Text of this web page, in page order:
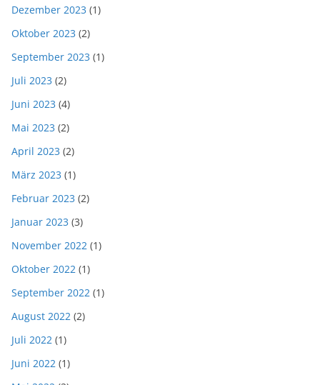
Dezember 2023 (1)
Oktober 2023 (2)
September 2023 (1)
Juli 2023 (2)
Juni 2023 (4)
Mai 2023 (2)
April 2023 (2)
März 2023 (1)
Februar 2023 (2)
Januar 2023 (3)
November 2022 (1)
Oktober 2022 (1)
September 2022 (1)
August 2022 (2)
Juli 2022 (1)
Juni 2022 (1)